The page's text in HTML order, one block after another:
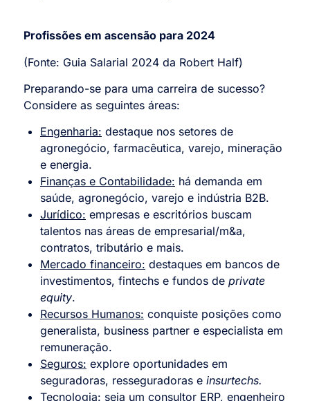
Profissões em ascensão para 2024
(Fonte: Guia Salarial 2024 da Robert Half)
Preparando-se para uma carreira de sucesso?
Considere as seguintes áreas:
Engenharia: destaque nos setores de
agronegócio, farmacêutica, varejo, mineração
e energia.
Finanças e Contabilidade: há demanda em
saúde, agronegócio, varejo e indústria B2B.
Jurídico: empresas e escritórios buscam
talentos nas áreas de empresarial/m&a,
contratos, tributário e mais.
Mercado financeiro: destaques em bancos de
investimentos, fintechs e fundos de private
equity.
Recursos Humanos: conquiste posições como
generalista, business partner e especialista em
remuneração.
Seguros: explore oportunidades em
seguradoras, resseguradoras e insurtechs.
Tecnologia: seja um consultor ERP, engenheiro